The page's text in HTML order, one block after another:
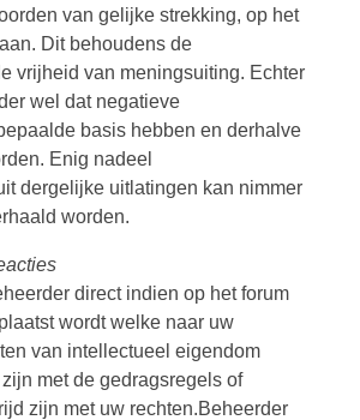
van gelijke strekking, op het
Dit behoudens de
vrijheid van meningsuiting. Echter
wel dat negatieve
basis hebben en derhalve
Enig nadeel
dergelijke uitlatingen kan nimmer
worden.
direct indien op het forum
wordt welke naar uw
van intellectueel eigendom
met de gedragsregels of
zijn met uw rechten.Beheerder